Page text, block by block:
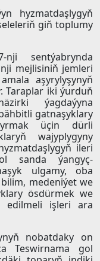
hyzmatdaşlygyň
giň toplumy
nji sentýabrynda
mejlisiniň jemleri
aşyrylyşynyň
Taraplar iki ýurduň
ýagdaýyna
gatnaşyklary
üçin dürli
wajyplygyny
ileri
sanda ýangyç-
ulgamy, oba
medeniýet we
ösdürmek we
edilmeli işleri ara
nobatdaky on
Teswirnama gol